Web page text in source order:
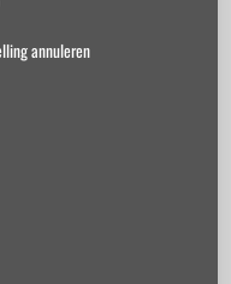
annuleren